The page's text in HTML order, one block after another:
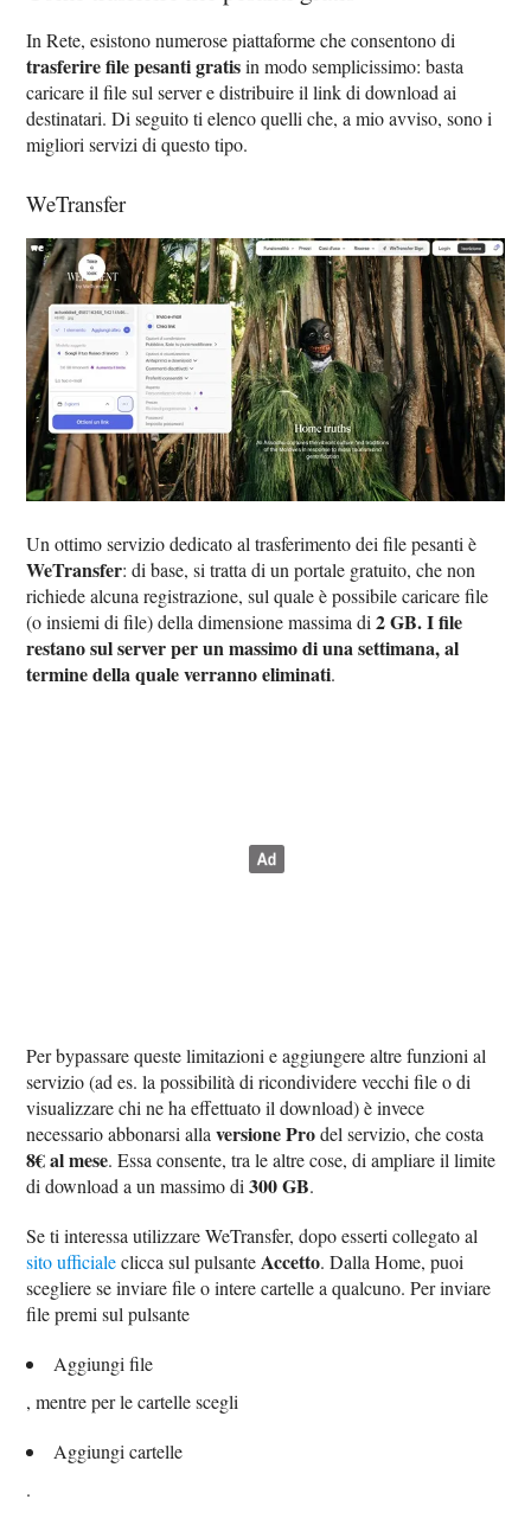
In Rete, esistono numerose piattaforme che consentono di
trasferire file pesanti gratisin modo semplicissimo: basta
caricare il file sul server e distribuire il link di download ai
destinatari. Di seguito ti elenco quelli che, a mio avviso, sono i
migliori servizi di questo tipo.
WeTransfer
Un ottimo servizio dedicato al trasferimento dei file pesanti è
WeTransfer: di base, si tratta di un portale gratuito, che non
richiede alcuna registrazione, sul quale è possibile caricare file
(o insiemi di file) della dimensione massima di2 GB. I file
restano sul server per un massimo di una settimana, al
termine della quale verranno eliminati.
Per bypassare queste limitazioni e aggiungere altre funzioni al
servizio (ad es. la possibilità di ricondividere vecchi file o di
visualizzare chi ne ha effettuato il download) è invece
necessario abbonarsi allaversione Prodel servizio, che costa
8€ al mese. Essa consente, tra le altre cose, di ampliare il limite
di download a un massimo di300 GB.
Se ti interessa utilizzare WeTransfer, dopo esserti collegato al
sito ufficialeclicca sul pulsante Accetto. Dalla Home, puoi
scegliere se inviare file o intere cartelle a qualcuno. Per inviare
file premi sul pulsante
Aggiungi file
, mentre per le cartelle scegli
Aggiungi cartelle
.